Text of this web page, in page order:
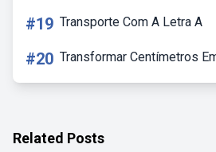
#19 Transporte Com A Letra A
#20 Transformar Centímetros
Related Posts